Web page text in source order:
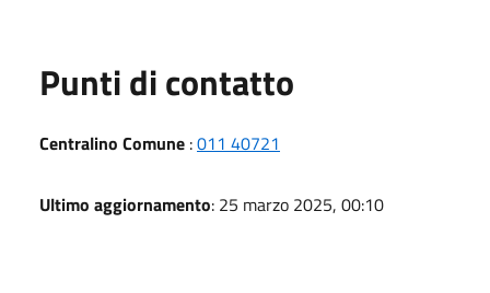
Punti di contatto
Centralino Comune :011 40721
Ultimo aggiornamento: 25 marzo 2025, 00:10